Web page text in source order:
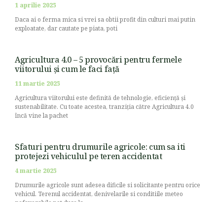
1 aprilie 2025
Daca ai o ferma mica si vrei sa obtii profit din culturi mai putin
exploatate, dar cautate pe piata, poti
Agricultura 4.0 – 5 provocări pentru fermele
viitorului și cum le faci față
11 martie 2025
Agricultura viitorului este definită de tehnologie, eficiență și
sustenabilitate. Cu toate acestea, tranziția către Agricultura 4.0
încă vine la pachet
Sfaturi pentru drumurile agricole: cum sa iti
protejezi vehiculul pe teren accidentat
4 martie 2025
Drumurile agricole sunt adesea dificile si solicitante pentru orice
vehicul. Terenul accidentat, denivelarile si conditiile meteo